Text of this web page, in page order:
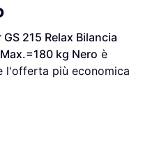
GS 215 Relax Bilancia
kg Nero
l'offerta più economica